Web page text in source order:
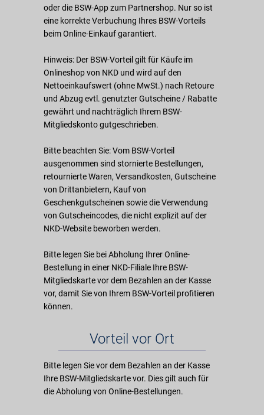
oder die BSW-App zum Partnershop. Nur so ist
eine korrekte Verbuchung Ihres BSW-Vorteils
beim Online-Einkauf garantiert.
Hinweis: Der BSW-Vorteil gilt für Käufe im
Onlineshop von NKD und wird auf den
Nettoeinkaufswert (ohne MwSt.) nach Retoure
und Abzug evtl. genutzter Gutscheine / Rabatte
gewährt und nachträglich Ihrem BSW-
Mitgliedskonto gutgeschrieben.
Bitte beachten Sie: Vom BSW-Vorteil
ausgenommen sind stornierte Bestellungen,
retournierte Waren, Versandkosten, Gutscheine
von Drittanbietern, Kauf von
Geschenkgutscheinen sowie die Verwendung
von Gutscheincodes, die nicht explizit auf der
NKD-Website beworben werden.
Bitte legen Sie bei Abholung Ihrer Online-
Bestellung in einer NKD-Filiale Ihre BSW-
Mitgliedskarte vor dem Bezahlen an der Kasse
vor, damit Sie von Ihrem BSW-Vorteil profitieren
können.
Vorteil vor Ort
Bitte legen Sie vor dem Bezahlen an der Kasse
Ihre BSW-Mitgliedskarte vor. Dies gilt auch für
die Abholung von Online-Bestellungen.